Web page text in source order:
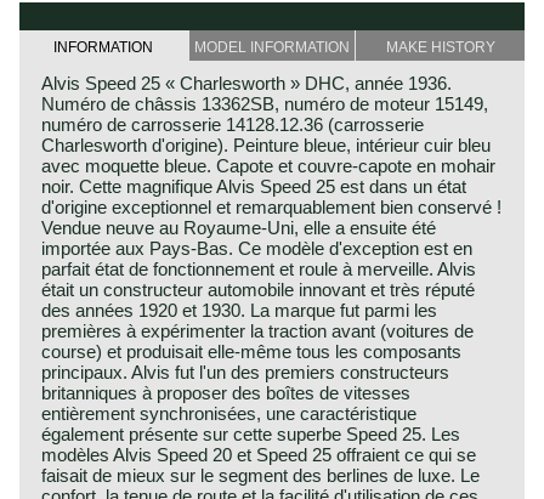
INFORMATION MODEL INFORMATION MAKE HISTORY
Alvis Speed ​​25 « Charlesworth » DHC, année 1936.
Numéro de châssis 13362SB, numéro de moteur 15149,
numéro de carrosserie 14128.12.36 (carrosserie
Charlesworth d'origine). Peinture bleue, intérieur cuir bleu
avec moquette bleue. Capote et couvre-capote en mohair
noir. Cette magnifique Alvis Speed ​​25 est dans un état
d'origine exceptionnel et remarquablement bien conservé !
Vendue neuve au Royaume-Uni, elle a ensuite été
importée aux Pays-Bas. Ce modèle d'exception est en
parfait état de fonctionnement et roule à merveille. Alvis
était un constructeur automobile innovant et très réputé
des années 1920 et 1930. La marque fut parmi les
premières à expérimenter la traction avant (voitures de
course) et produisait elle-même tous les composants
principaux. Alvis fut l'un des premiers constructeurs
britanniques à proposer des boîtes de vitesses
entièrement synchronisées, une caractéristique
également présente sur cette superbe Speed ​​25. Les
modèles Alvis Speed ​​20 et Speed ​​25 offraient ce qui se
faisait de mieux sur le segment des berlines de luxe. Le